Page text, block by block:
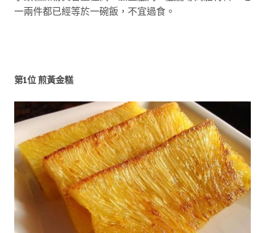
一兩件都已經等於一碗飯，不宜過食。
第1位 煎黃金糕